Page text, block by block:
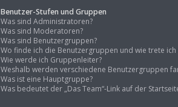
Benutzer-Stufen und Gruppen
Was sind Administratoren?
Was sind Moderatoren?
Was sind Benutzergruppen?
Wo finde ich die Benutzergruppen und wie trete ich
Wie werde ich Gruppenleiter?
Weshalb werden verschiedene Benutzergruppen
Was ist eine Hauptgruppe?
Was bedeutet der „Das Team“-Link auf der